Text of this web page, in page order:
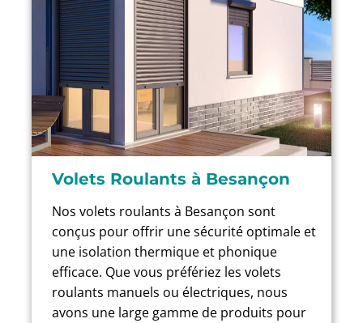
Volets Roulants à Besançon
Nos volets roulants à Besançon sont
conçus pour offrir une sécurité optimale et
une isolation thermique et phonique
efficace. Que vous préfériez les volets
roulants manuels ou électriques, nous
avons une large gamme de produits pour